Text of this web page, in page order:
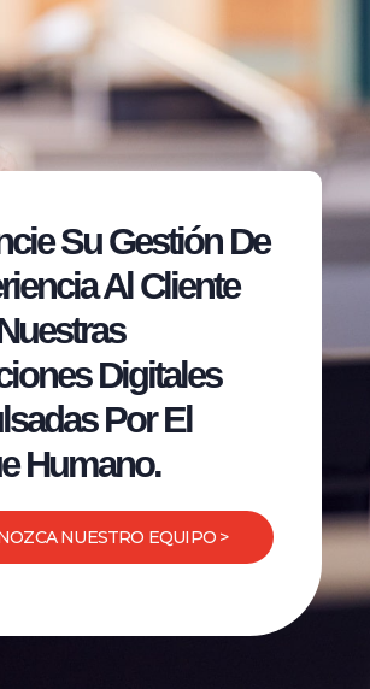
Su Gestión De
Al Cliente
Digitales
Por El
Humano.
NUESTRO EQUIPO >